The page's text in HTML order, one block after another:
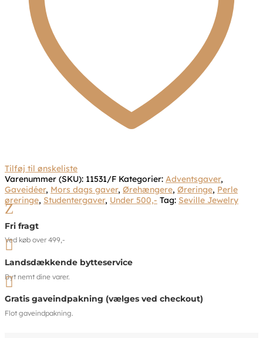
Tilføj til ønskeliste
Varenummer (SKU): 11531/F Kategorier: Adventsgaver,
Gaveidéer, Mors dags gaver, Ørehængere, Øreringe, Perle
øreringe, Studentergaver, Under 500,- Tag: Seville Jewelry
Z
Fri fragt
Ved køb over 499,-

Landsdækkende bytteservice
Byt nemt dine varer.

Gratis gaveindpakning (vælges ved checkout)
Flot gaveindpakning.